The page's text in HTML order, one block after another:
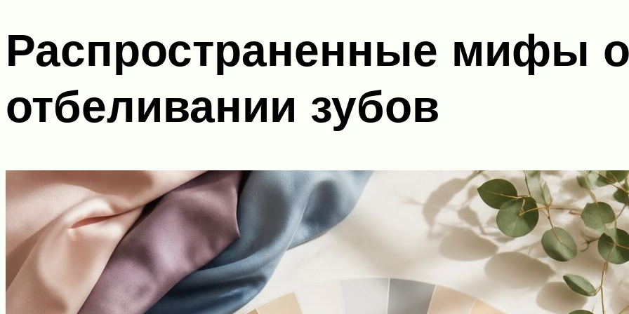
Распространенные мифы
отбеливании зубов